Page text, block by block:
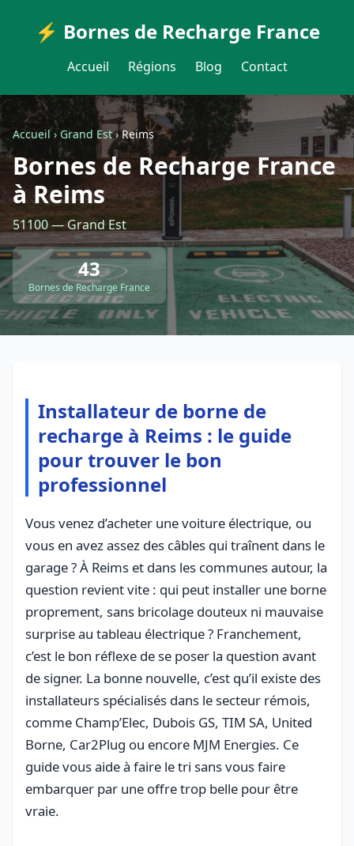
⚡ Bornes de Recharge France
Accueil Régions Blog Contact
Accueil›Grand Est›Reims
Bornes de Recharge France
à Reims
51100 — Grand Est
43
Bornes de Recharge France
Installateur de borne de
recharge à Reims : le guide
pour trouver le bon
professionnel
Vous venez d’acheter une voiture électrique, ou
vous en avez assez des câbles qui traînent dans le
garage ? À Reims et dans les communes autour, la
question revient vite : qui peut installer une borne
proprement, sans bricolage douteux ni mauvaise
surprise au tableau électrique ? Franchement,
c’est le bon réflexe de se poser la question avant
de signer. La bonne nouvelle, c’est qu’il existe des
installateurs spécialisés dans le secteur rémois,
comme Champ’Elec, Dubois GS, TIM SA, United
Borne, Car2Plug ou encore MJM Energies. Ce
guide vous aide à faire le tri sans vous faire
embarquer par une offre trop belle pour être
vraie.